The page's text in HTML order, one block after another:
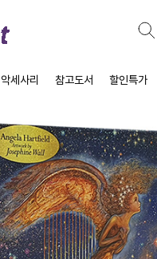
악세사리 참고도서 할인특가